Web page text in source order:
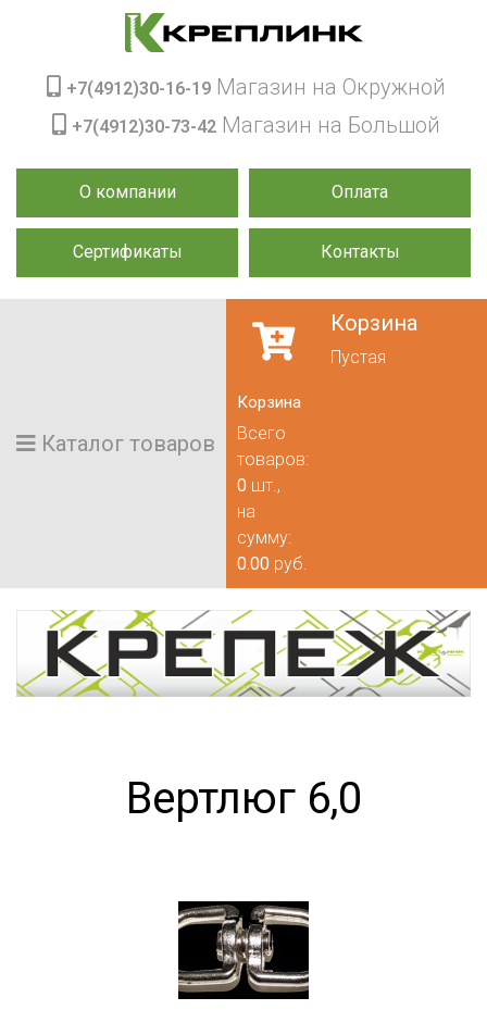
О компании Оплата
Сертификаты Контакты
+7(4912)30-16-19 Магазин на Окружной
+7(4912)30-73-42 Магазин на Большой
Каталог товаров
Корзина
Пустая
Корзина
Всего
товаров:
0 шт.,
на
сумму:
0.00 руб.
Вертлюг 6,0